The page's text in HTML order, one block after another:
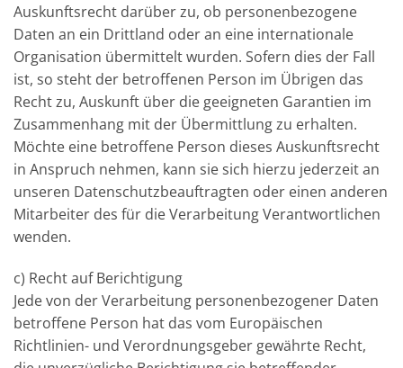
Auskunftsrecht darüber zu, ob personenbezogene
Daten an ein Drittland oder an eine internationale
Organisation übermittelt wurden. Sofern dies der Fall
ist, so steht der betroffenen Person im Übrigen das
Recht zu, Auskunft über die geeigneten Garantien im
Zusammenhang mit der Übermittlung zu erhalten.
Möchte eine betroffene Person dieses Auskunftsrecht
in Anspruch nehmen, kann sie sich hierzu jederzeit an
unseren Datenschutzbeauftragten oder einen anderen
Mitarbeiter des für die Verarbeitung Verantwortlichen
wenden.
c) Recht auf Berichtigung
Jede von der Verarbeitung personenbezogener Daten
betroffene Person hat das vom Europäischen
Richtlinien- und Verordnungsgeber gewährte Recht,